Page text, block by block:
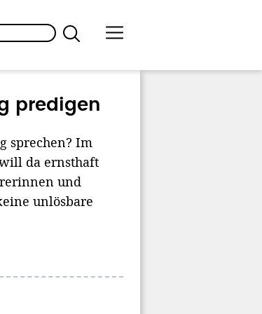
predigen
sprechen? Im
da ernsthaft
und
unlösbare